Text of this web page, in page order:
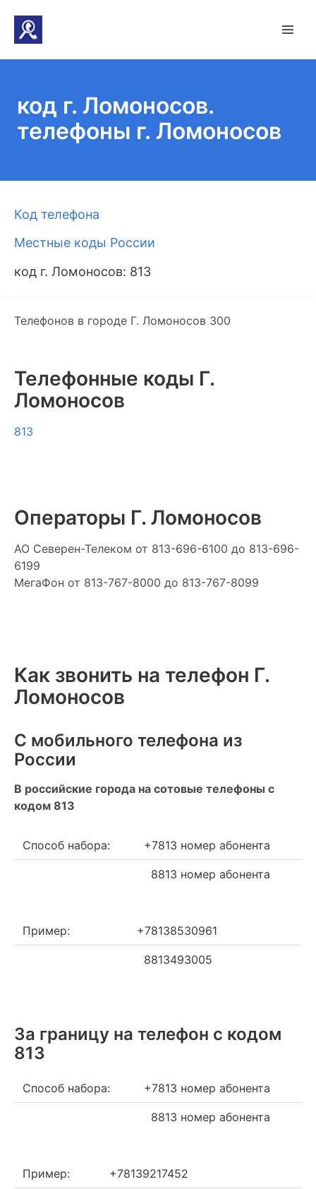
код г. Ломоносов.
телефоны г. Ломоносов
Код телефона
Местные коды России
код г. Ломоносов: 813
Телефонов в городе Г. Ломоносов 300
Телефонные коды Г.
Ломоносов
813
Операторы Г. Ломоносов
АО Северен-Телеком от 813-696-6100 до 813-696-
6199
МегаФон от 813-767-8000 до 813-767-8099
Как звонить на телефон Г.
Ломоносов
С мобильного телефона из
России
В российские города на сотовые телефоны с
кодом 813
Способ набора: +7813 номер абонента
8813 номер абонента
Пример: +78138530961
8813493005
За границу на телефон c кодом
813
Способ набора: +7813 номер абонента
8813 номер абонента
Пример: +78139217452